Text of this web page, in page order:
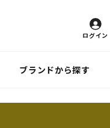
ログイン
ブランドから探す